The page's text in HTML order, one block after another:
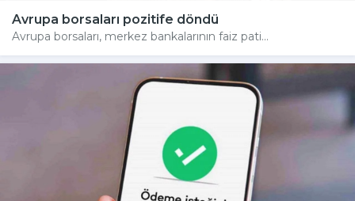
Avrupa borsaları pozitife döndü
Avrupa borsaları, merkez bankalarının faiz pati...